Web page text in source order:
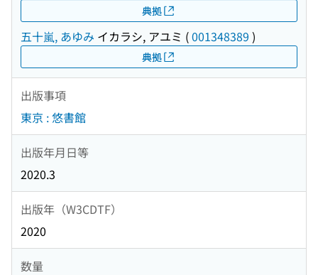
典拠
五十嵐, あゆみ イカラシ, アユミ (001348389 )
典拠
出版事項
東京 : 悠書館
出版年月日等
2020.3
出版年（W3CDTF）
2020
数量